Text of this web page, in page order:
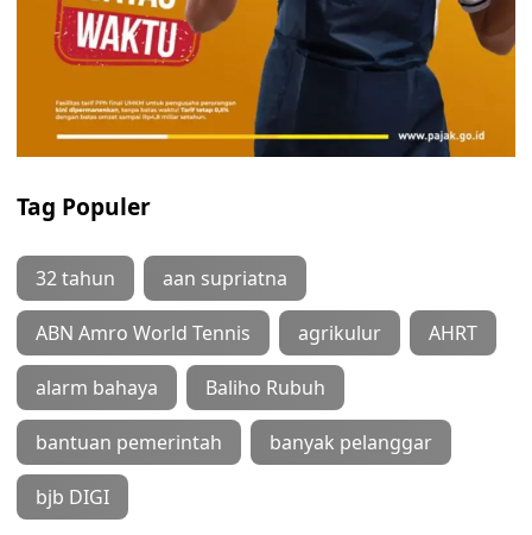
Tag Populer
32 tahun aan supriatna
ABN Amro World Tennis agrikulur AHRT
alarm bahaya Baliho Rubuh
bantuan pemerintah banyak pelanggar
bjb DIGI